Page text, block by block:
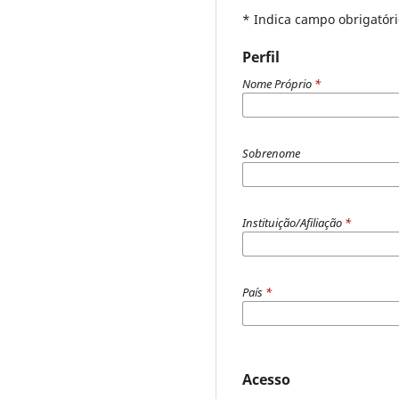
* Indica campo
Perfil
Nome Próprio *
Sobrenome
Instituição/Afiliação *
País *
Acesso